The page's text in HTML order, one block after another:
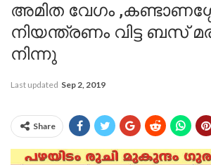
അമിത വേഗം
നിയന്ത്രണം വിട്ട ബസ്
നിന്നു
Last updated Sep 2, 2019
Share